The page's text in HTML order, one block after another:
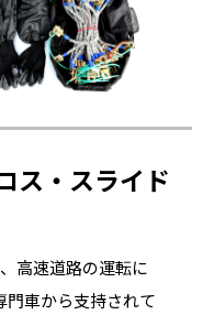
ス・スライド
高速道路の運転に
門車から支持されて